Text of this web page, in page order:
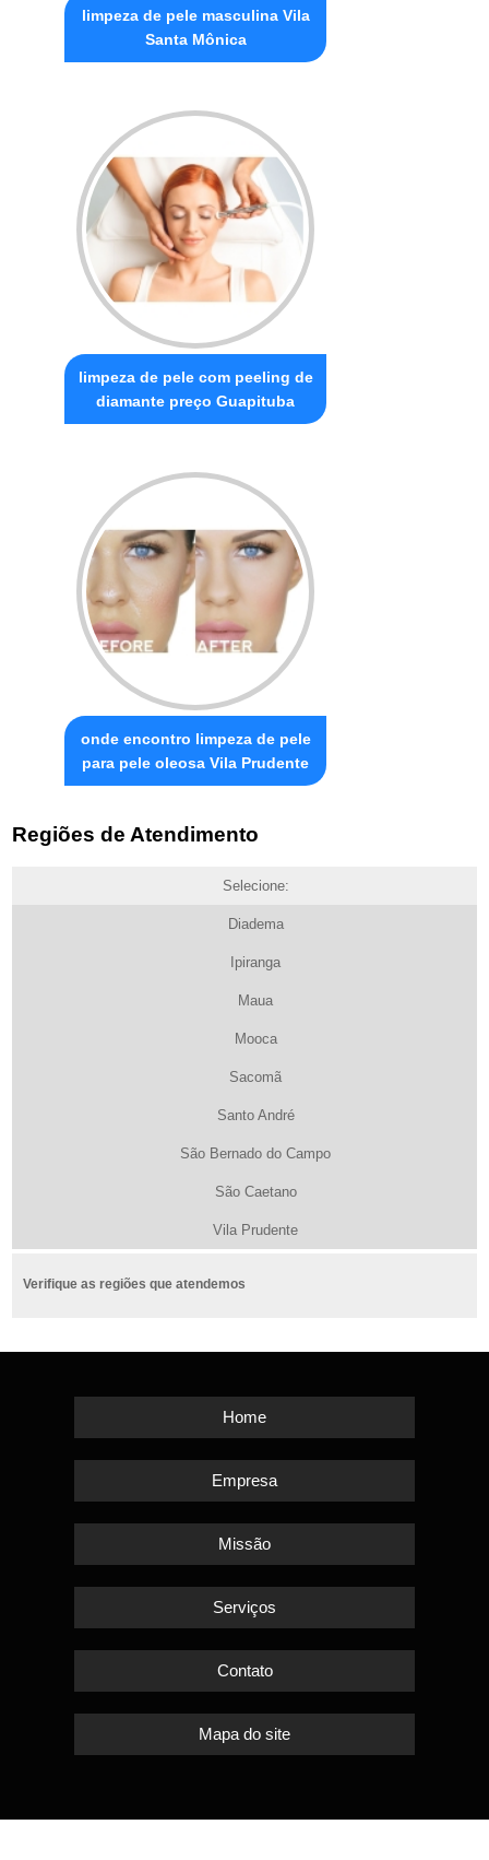
limpeza de pele masculina Vila
Santa Mônica
limpeza de pele com peeling de
diamante preço Guapituba
onde encontro limpeza de pele
para pele oleosa Vila Prudente
Regiões de Atendimento
Selecione:
Diadema
Ipiranga
Maua
Mooca
Sacomã
Santo André
São Bernado do Campo
São Caetano
Vila Prudente
Verifique as regiões que atendemos
Home
Empresa
Missão
Serviços
Contato
Mapa do site